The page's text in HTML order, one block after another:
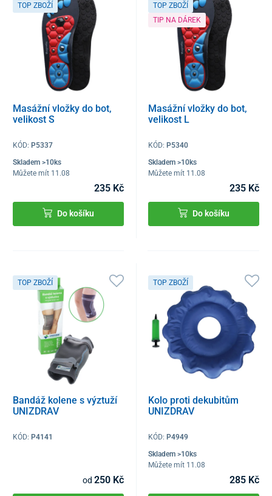
TOP ZBOŽÍ
Masážní vložky do bot,
velikost S
KÓD: P5337
Skladem >10ks
Můžete mít 11.08
235 Kč
Do košíku
TOP ZBOŽÍ
TIP NA DÁREK
Masážní vložky do bot,
velikost L
KÓD:P5340
Skladem >10ks
Můžete mít 11.08
235 Kč
Do košíku
TOP ZBOŽÍ
Bandáž kolene s výztuží
UNIZDRAV
KÓD: P4141
od 250 Kč
TOP ZBOŽÍ
Kolo proti dekubitům
UNIZDRAV
KÓD:P4949
Skladem >10ks
Můžete mít 11.08
285 Kč